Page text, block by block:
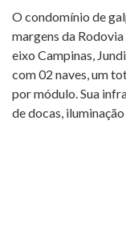
O condomínio de
margens da
eixo Campinas,
com 02 naves, um
por módulo. Sua
de docas,